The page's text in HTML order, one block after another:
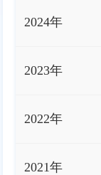
2024年
2023年
2022年
2021年